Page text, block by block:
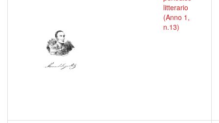
litterario
(Anno 1,
n.13)